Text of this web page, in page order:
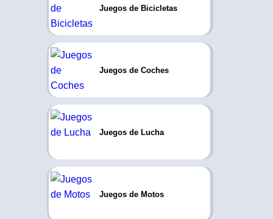
Juegos de Bicicletas
Juegos de Coches
Juegos de Lucha
Juegos de Motos